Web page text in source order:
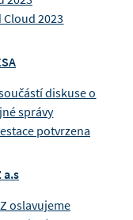
2023
diskuse o
správy
potvrzena
a.s
oslavujeme